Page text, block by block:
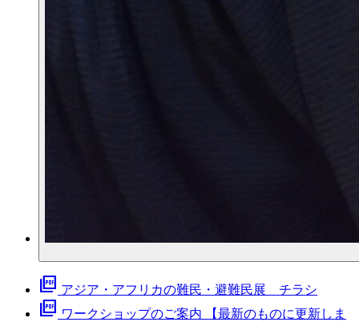
picture_as_pdf アジア・アフリカの難民・避難民展 チラシ
picture_as_pdf ワークショップのご案内 【最新のものに更新しま